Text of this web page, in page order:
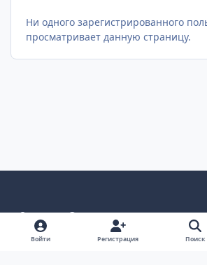
Ни одного зарегистрированного
просматривает данную страницу.
Светлый режим
Темный режим
Как в системе
Политика
Войти Регистрация Поиск